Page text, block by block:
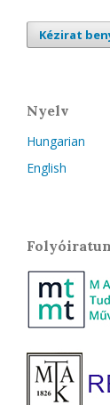
Kézirat
Nyelv
Hungarian
English